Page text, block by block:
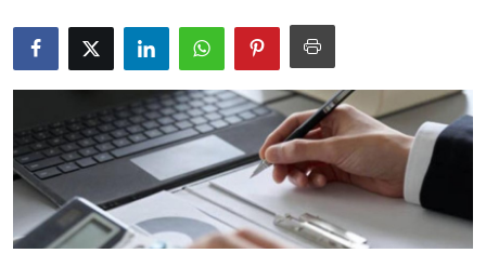
Submit Press Release
Guest Posting
Crypto
Advertise with US